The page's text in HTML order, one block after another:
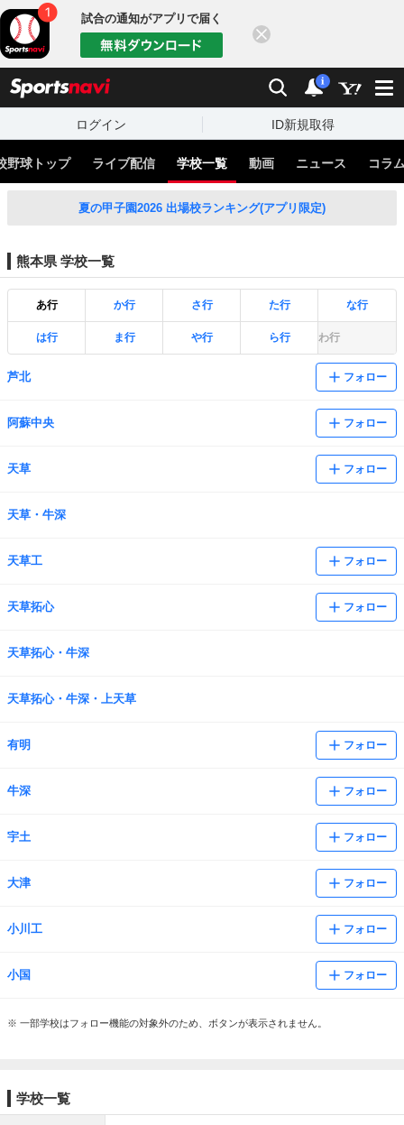
試合の通知がアプリで届く
検索 通知
i
ログイン ID新規取得
野球トップ ライブ配信 学校一覧 動画 ニュース コラ
夏の甲子園2026 出場校ランキング(アプリ限定)
熊本県 学校一覧
あ行 か行 さ行 た行 な行
は行 ま行 や行 ら行 わ行
芦北 フォロー
阿蘇中央 フォロー
天草 フォロー
天草・牛深
天草工 フォロー
天草拓心 フォロー
天草拓心・牛深
天草拓心・牛深・上天草
有明 フォロー
牛深 フォロー
宇土 フォロー
大津 フォロー
小川工 フォロー
小国 フォロー
※ 一部学校はフォロー機能の対象外のため、ボタンが表示されません。
学校一覧